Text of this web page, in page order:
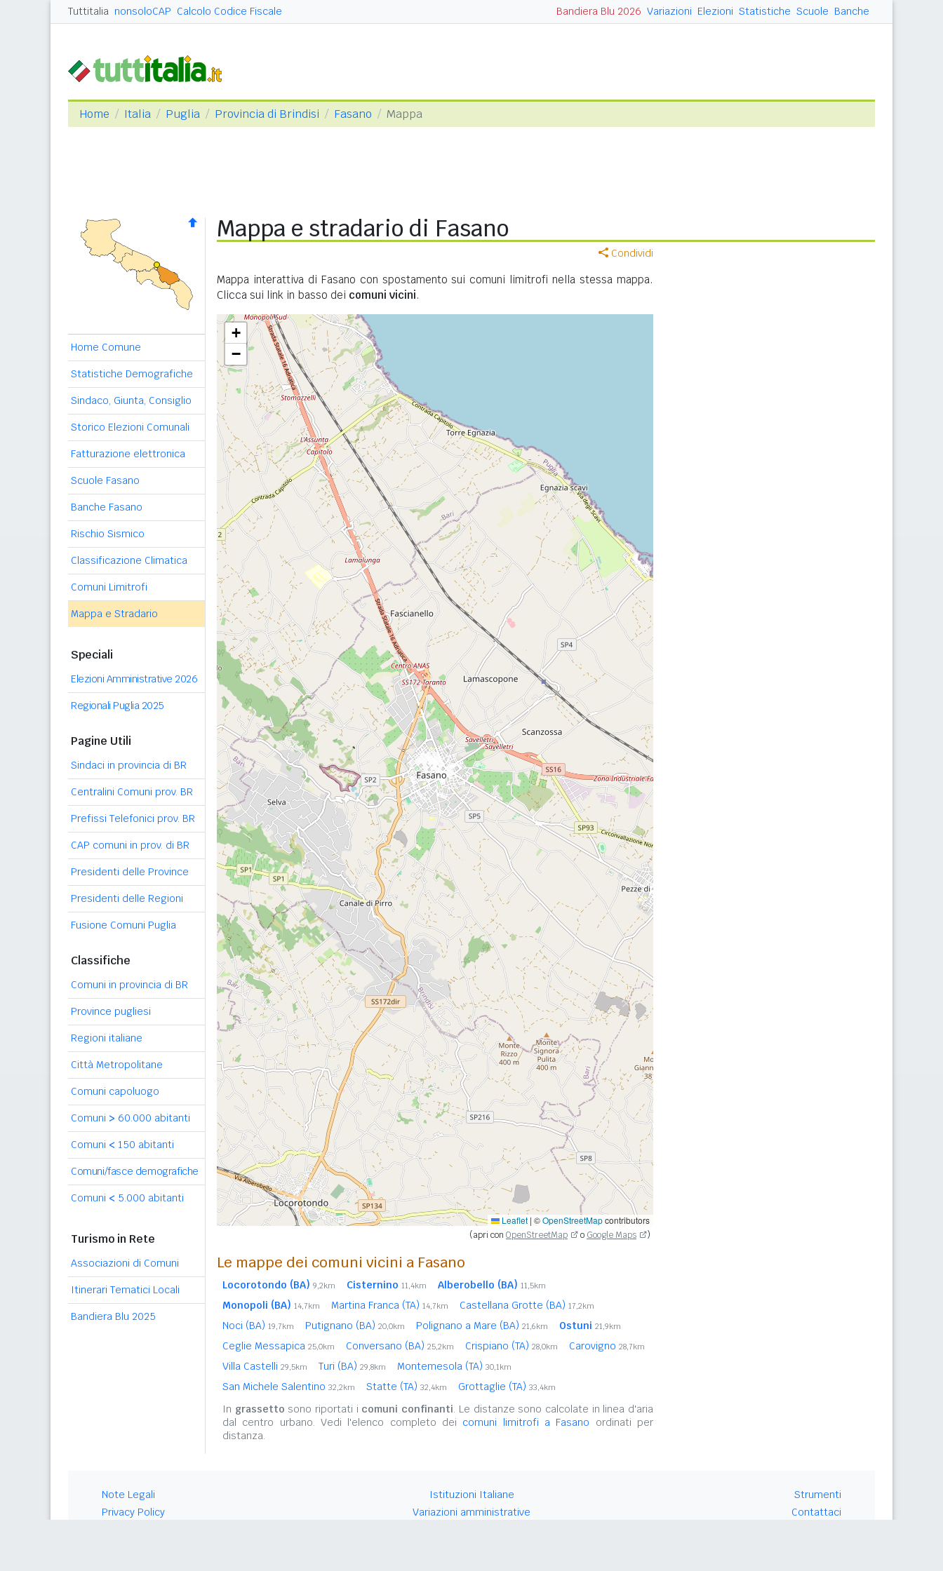
Tuttitalia nonsoloCAP Calcolo Codice Fiscale Bandiera Blu 2026 Variazioni Elezioni Statistiche Scuole Banche
Home Italia Puglia Provincia di Brindisi Fasano Mappa
Home Comune
Statistiche Demografiche
Sindaco, Giunta, Consiglio
Storico Elezioni Comunali
Fatturazione elettronica
Scuole Fasano
Banche Fasano
Rischio Sismico
Classificazione Climatica
Comuni Limitrofi
Mappa e Stradario
Speciali
Elezioni Amministrative 2026
Regionali Puglia 2025
Pagine Utili
Sindaci in provincia di BR
Centralini Comuni prov. BR
Prefissi Telefonici prov. BR
CAP comuni in prov. di BR
Presidenti delle Province
Presidenti delle Regioni
Fusione Comuni Puglia
Classifiche
Comuni in provincia di BR
Province pugliesi
Regioni italiane
Città Metropolitane
Comuni capoluogo
Comuni > 60.000 abitanti
Comuni < 150 abitanti
Comuni/fasce demografiche
Comuni < 5.000 abitanti
Turismo in Rete
Associazioni di Comuni
Itinerari Tematici Locali
Bandiera Blu 2025
Mappa e stradario di Fasano
Condividi
Mappa interattiva di Fasano con spostamento sui comuni limitrofi nella stessa mappa.
Clicca sui link in basso dei comuni vicini.
+
−
Leaflet | ©OpenStreetMapcontributors
(apri con OpenStreetMap o Google Maps )
Le mappe dei comuni vicini a Fasano
Locorotondo (BA) 9,2km Cisternino 11,4km Alberobello (BA) 11,5km
Monopoli (BA) 14,7km Martina Franca (TA) 14,7km Castellana Grotte (BA) 17,2km
Noci (BA) 19,7km Putignano (BA) 20,0km Polignano a Mare (BA) 21,6km Ostuni 21,9km
Ceglie Messapica 25,0km Conversano (BA) 25,2km Crispiano (TA) 28,0km Carovigno 28,7km
Villa Castelli 29,5km Turi (BA) 29,8km Montemesola (TA) 30,1km
San Michele Salentino 32,2km Statte (TA) 32,4km Grottaglie (TA) 33,4km
In grassetto sono riportati i comuni confinanti. Le distanze sono calcolate in linea d'aria
dal centro urbano. Vedi l'elenco completo dei comuni limitrofi a Fasano ordinati per
distanza.
Note Legali
Privacy Policy
Istituzioni Italiane
Variazioni amministrative
Strumenti
Contattaci